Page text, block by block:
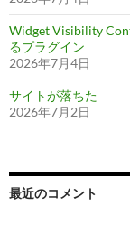
Widget Visibility
るプラグイン
2026年7月4日
サイトが落ちた
2026年7月2日
最近のコメント